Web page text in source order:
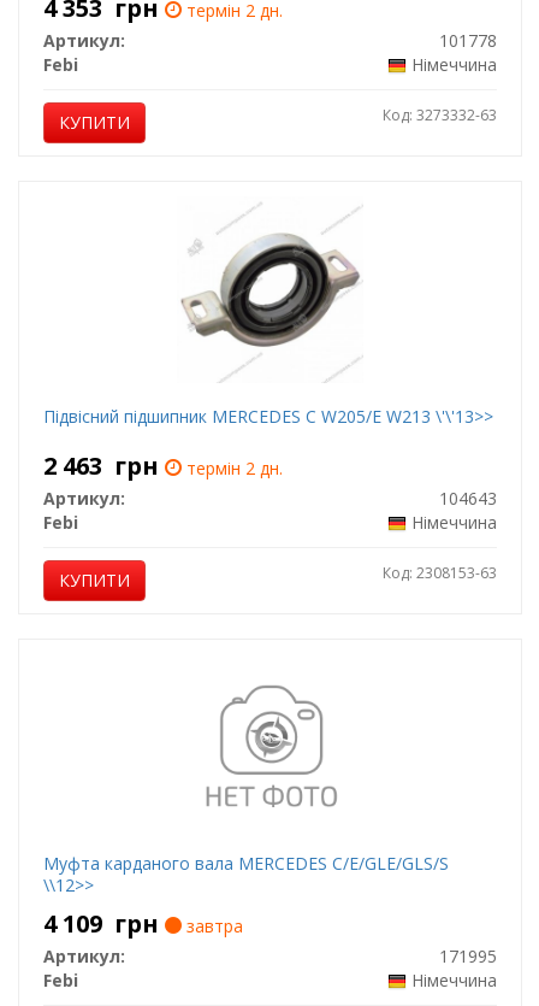
4 353 грн
термін 2 дн.
Артикул:
101778
Febi
Німеччина
КУПИТИ Код: 3273332-63
Підвісний підшипник MERCEDES C W205/E W213 \'\'13>>
2 463 грн
термін 2 дн.
Артикул:
104643
Febi
Німеччина
КУПИТИ Код: 2308153-63
Муфта карданого вала MERCEDES C/E/GLE/GLS/S
\\12>>
4 109 грн
завтра
Артикул:
171995
Febi
Німеччина